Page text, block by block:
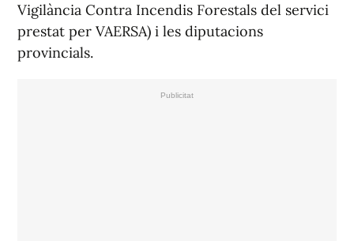
Vigilància Contra Incendis Forestals del servici
prestat per VAERSA) i les diputacions
provincials.